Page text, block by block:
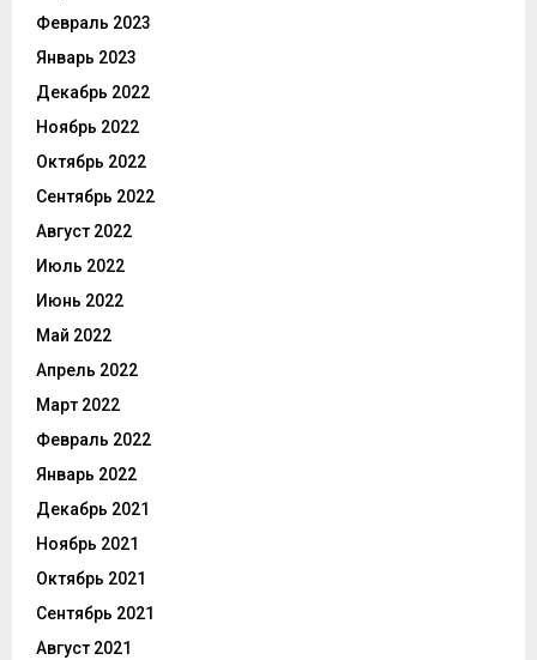
Февраль 2023
Январь 2023
Декабрь 2022
Ноябрь 2022
Октябрь 2022
Сентябрь 2022
Август 2022
Июль 2022
Июнь 2022
Май 2022
Апрель 2022
Март 2022
Февраль 2022
Январь 2022
Декабрь 2021
Ноябрь 2021
Октябрь 2021
Сентябрь 2021
Август 2021